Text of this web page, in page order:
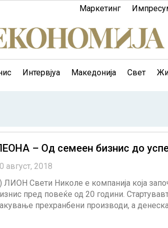
Маркетинг
Интервјуа Македонија Свет
– Од семеен бизнис до
август, 2018
ЛИОН Свети Николе е компанија која
пред повеќе од 20 години.
прехранбени производи, а